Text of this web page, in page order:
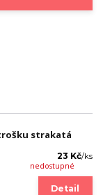
strakatá
23 Kč/ks
nedostupné
Detail